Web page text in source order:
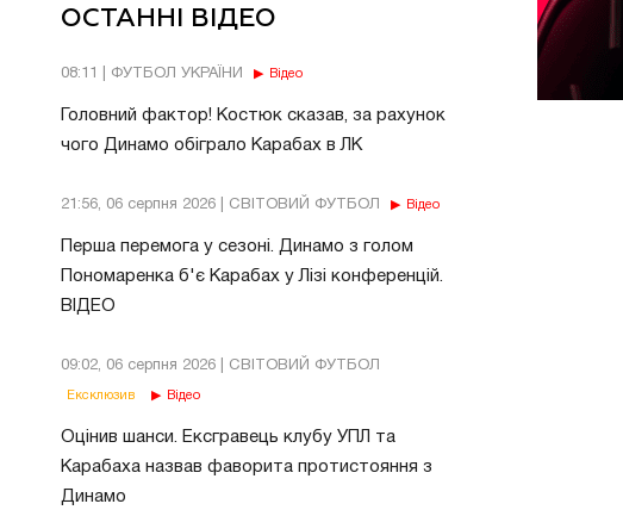
ОСТАННІ ВІДЕО
08:11 | ФУТБОЛ УКРАЇНИ Відео
Головний фактор! Костюк сказав, за рахунок
чого Динамо обіграло Карабах в ЛК
21:56, 06 серпня 2026 | СВІТОВИЙ ФУТБОЛ Відео
Перша перемога у сезоні. Динамо з голом
Пономаренка б'є Карабах у Лізі конференцій.
ВІДЕО
09:02, 06 серпня 2026 | СВІТОВИЙ ФУТБОЛ
Ексклюзив Відео
Оцінив шанси. Ексгравець клубу УПЛ та
Карабаха назвав фаворита протистояння з
Динамо